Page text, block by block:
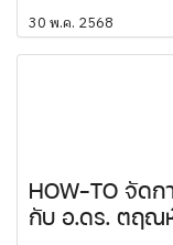
30 พ.ค. 2568
HOW-TO จัด
กับ อ.ดร. ตฤณ